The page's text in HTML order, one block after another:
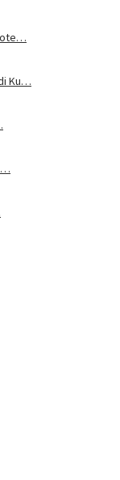
Ku…